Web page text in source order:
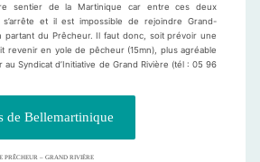
sentier de la Martinique car entre ces deux
et il est impossible de rejoindre Grand-
partant du Prêcheur. Il faut donc, soit prévoir une
revenir en yole de pêcheur (15mn), plus agréable
au Syndicat d’Initiative de Grand Rivière (tél : 05 96
de Bellemartinique
PRÊCHEUR – GRAND RIVIÈRE